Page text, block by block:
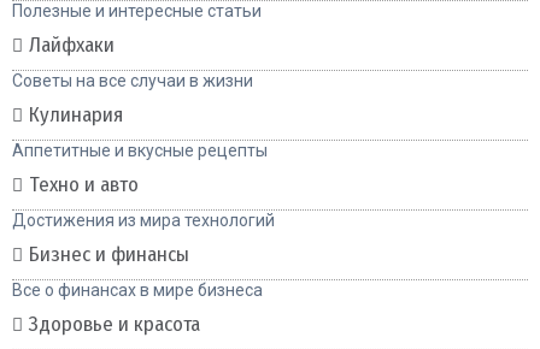
Полезные и интересные статьи
Лайфхаки
Советы на все случаи в жизни
Кулинария
Аппетитные и вкусные рецепты
Техно и авто
Достижения из мира технологий
Бизнес и финансы
Все о финансах в мире бизнеса
Здоровье и красота